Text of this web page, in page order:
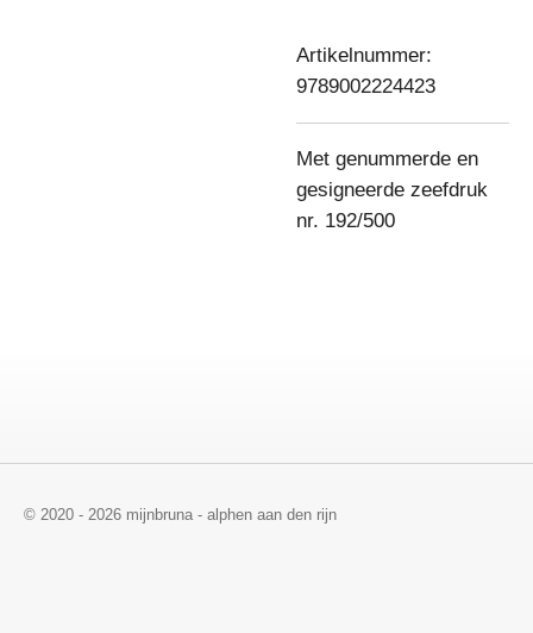
Artikelnummer:
9789002224423
Met genummerde en
gesigneerde zeefdruk
nr. 192/500
© 2020 - 2026 mijnbruna - alphen aan den rijn